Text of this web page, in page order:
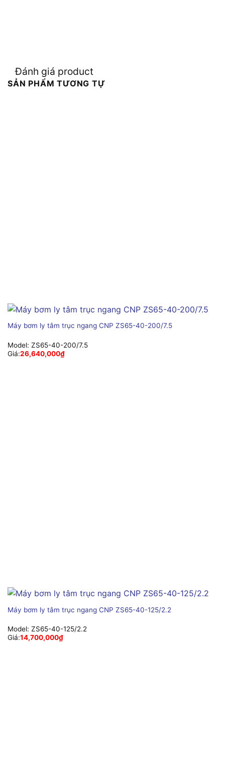
Đánh giá product
SẢN PHẨM TƯƠNG TỰ
Máy bơm ly tâm trục ngang CNP ZS65-40-200/7.5
Model: ZS65-40-200/7.5
Giá:26,640,000₫
Máy bơm ly tâm trục ngang CNP ZS65-40-125/2.2
Model: ZS65-40-125/2.2
Giá:14,700,000₫